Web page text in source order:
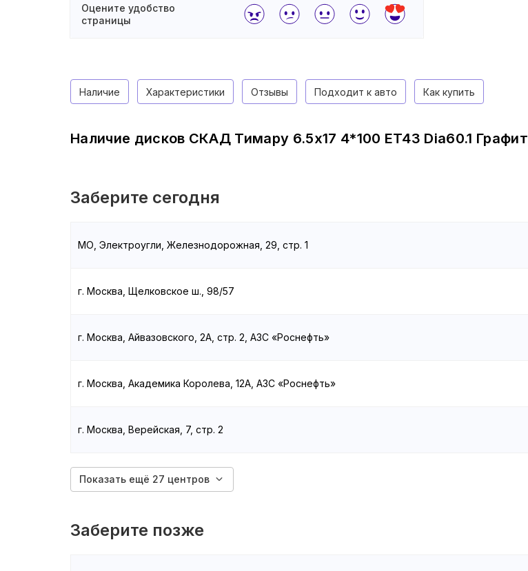
Оцените удобство
страницы
Наличие Характеристики Отзывы Подходит к авто Как купить
Наличие дисков СКАД Тимару 6.5x17 4*100 ET43 Dia60.1 Графит
Заберите сегодня
МО, Электроугли, Железнодорожная, 29, стр. 1
г. Москва, Щелковское ш., 98/57
г. Москва, Айвазовского, 2А, стр. 2, АЗС «Роснефть»
г. Москва, Академика Королева, 12А, АЗС «Роснефть»
г. Москва, Верейская, 7, стр. 2
Показать ещё 27 центров
Заберите позже